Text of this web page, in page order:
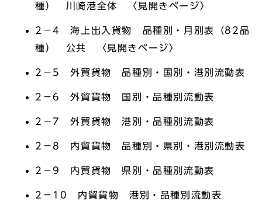
種） 川崎港全体 〈見開きページ〉
2－4 海上出入貨物 品種別・月別表（82品
種） 公共 〈見開きページ〉
2－5 外貿貨物 品種別・国別・港別流動表
2－6 外貿貨物 国別・品種別流動表
2－7 外貿貨物 港別・品種別流動表
2－8 内貿貨物 品種別・県別・港別流動表
2－9 内貿貨物 県別・品種別流動表
2－10 内貿貨物 港別・品種別流動表